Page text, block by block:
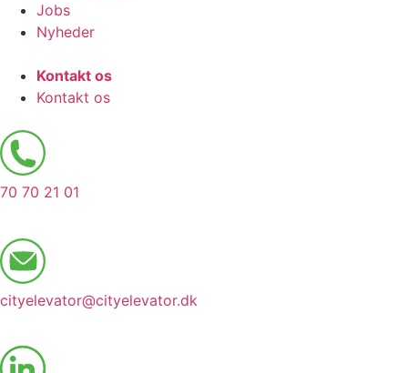
Jobs
Nyheder
Kontakt os
Kontakt os
70 70 21 01
cityelevator@cityelevator.dk